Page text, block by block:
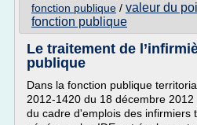
fonction publique / valeur du
fonction publique
Le traitement de
publique
Dans la fonction publique
2012-1420 du 18 décembre
du cadre d'emplois des infirmiers